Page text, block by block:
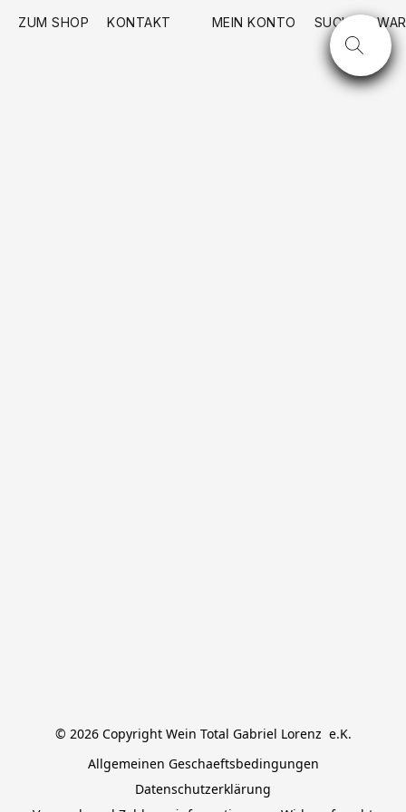
ZUM SHOP KONTAKT MEIN KONTO SUCHE
© 2026 Copyright Wein Total Gabriel Lorenz  e.K.
Allgemeinen Geschaeftsbedingungen
Datenschutzerklärung